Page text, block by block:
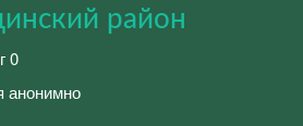
район
0
анонимно